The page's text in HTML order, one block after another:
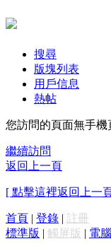
搜尋
版塊列表
用戶信息
熱帖
您訪問的頁面無手機
繼續訪問
返回上一頁
[ 點擊這裡返回上一
首頁 | 登錄 | 註冊
標準版 | 觸屏版 | 電